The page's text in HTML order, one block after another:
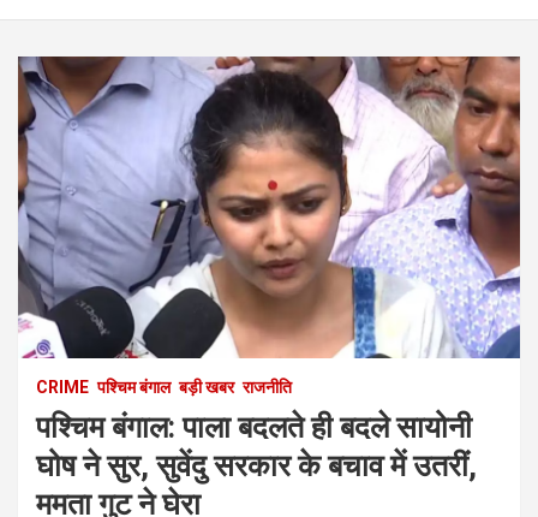
CRIME पश्चिम बंगाल बड़ी खबर राजनीति
पश्चिम बंगाल: पाला बदलते ही बदले सायोनी
घोष ने सुर, सुवेंदु सरकार के बचाव में उतरीं,
ममता गुट ने घेरा